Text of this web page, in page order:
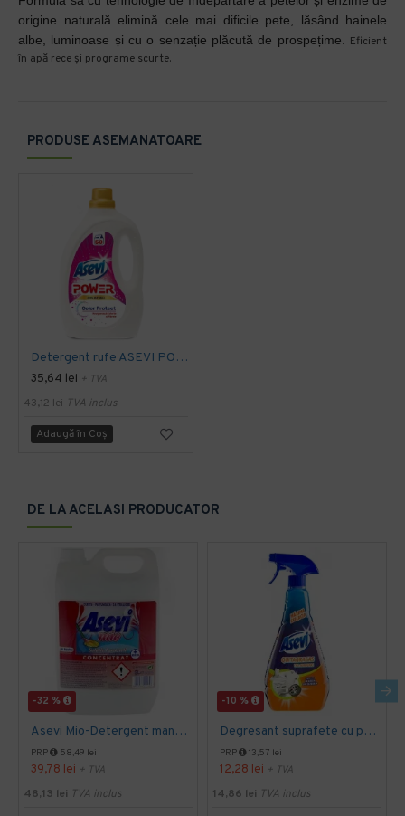
PRODUSE ASEMANATOARE
Detergent rufe ASEVI POWER ACTIVE GEL Color Protect 50 spalari, 2.5 L
35,64 lei + TVA
43,12 lei TVA inclus
Adaugă în Coş
DE LA ACELASI PRODUCATOR
-32 %
Asevi Mio-Detergent manual concentrat pentru pardoseli, 5L
PRP 58,49 lei
39,78 lei + TVA
48,13 lei TVA inclus
-10 %
Degresant suprafete cu pulverizator 750ml Asevi
PRP 13,57 lei
12,28 lei + TVA
14,86 lei TVA inclus
origine naturală elimină cele mai dificile pete, lăsând hainele
albe, luminoase și cu o senzație plăcută de prospețime. Eficient
în apă rece și programe scurte.